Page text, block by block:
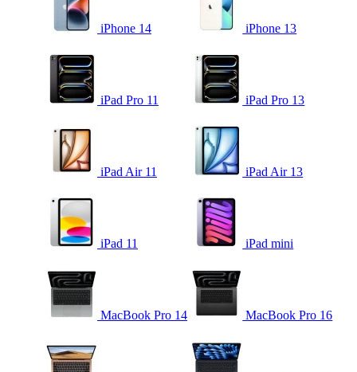
iPhone 14 iPhone 13
iPad Pro 11 iPad Pro 13
iPad Air 11 iPad Air 13
iPad 11 iPad mini
MacBook Pro 14 MacBook Pro 16